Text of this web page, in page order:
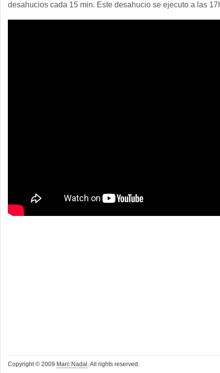
desahucios cada 15 min. Este desahucio se ejecuto a las
Copyright © 2009 Marc Nadal . All rights reserved.